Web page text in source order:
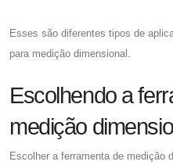
Esses são diferentes tipos de
para medição dimensional.
Escolhendo a
medição
Escolher a ferramenta de medição